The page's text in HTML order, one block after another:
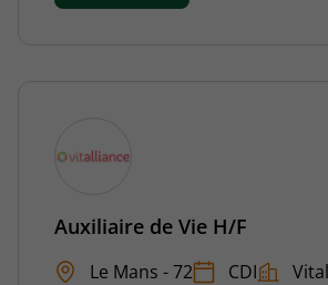
Auxiliaire de Vie H/F
Le Mans - 72 CDI